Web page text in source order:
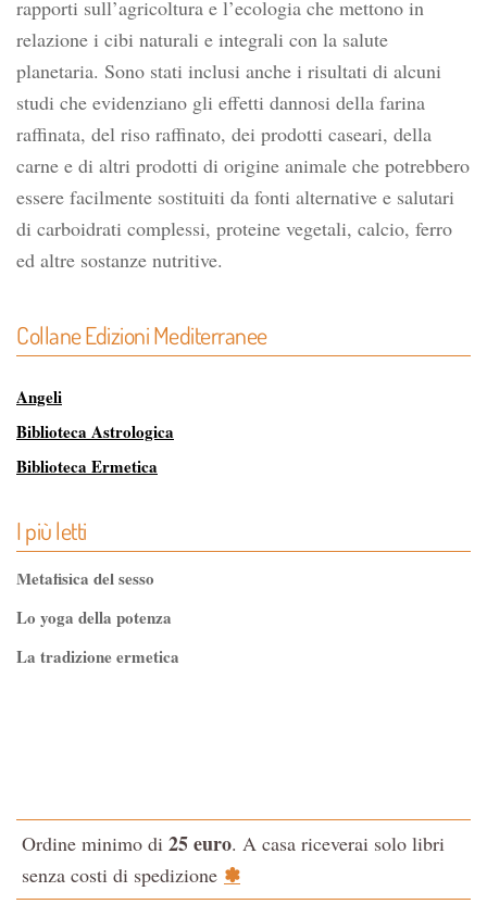
rapporti sull’agricoltura e l’ecologia che mettono in
relazione i cibi naturali e integrali con la salute
planetaria. Sono stati inclusi anche i risultati di alcuni
studi che evidenziano gli effetti dannosi della farina
raffinata, del riso raffinato, dei prodotti caseari, della
carne e di altri prodotti di origine animale che potrebbero
essere facilmente sostituiti da fonti alternative e salutari
di carboidrati complessi, proteine vegetali, calcio, ferro
ed altre sostanze nutritive.
Collane Edizioni Mediterranee
Angeli
Biblioteca Astrologica
Biblioteca Ermetica
Biblioteca dei Misteri
Classici dell'Occulto
L'Opera Segreta
La Fonte del Benessere
Nonsoloscienza
I più letti
Metafisica del sesso
Lo yoga della potenza
La tradizione ermetica
La Cabala
Il potere del serpente
Ordine minimo di 25 euro. A casa riceverai solo libri
senza costi di spedizione ✽